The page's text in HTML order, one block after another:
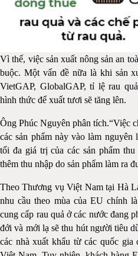
Vì thế, việc sản xuất nông sản an
buộc. Một vấn đề nữa là khi sản
VietGAP, GlobalGAP, tỉ lệ rau
hình thức để xuất tươi sẽ tăng lên.
Ông Phúc Nguyên phân tích.“Việc
các sản phẩm này vào làm
tối đa giá trị của các sản phẩm
thêm thu nhập do sản phẩm làm ra
Theo Thương vụ Việt Nam tại Hà
nhu cầu theo mùa của EU chính
cung cấp rau quả ở các nước đang
đới và mới lạ sẽ thu hút người tiêu
các nhà xuất khẩu từ các quốc